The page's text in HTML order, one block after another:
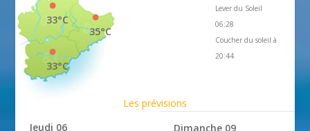
35°C
33°C
33°C
Lever du Soleil
06:28
Coucher du soleil à
20:44
Les prévisions
Jeudi 06
Dimanche 09